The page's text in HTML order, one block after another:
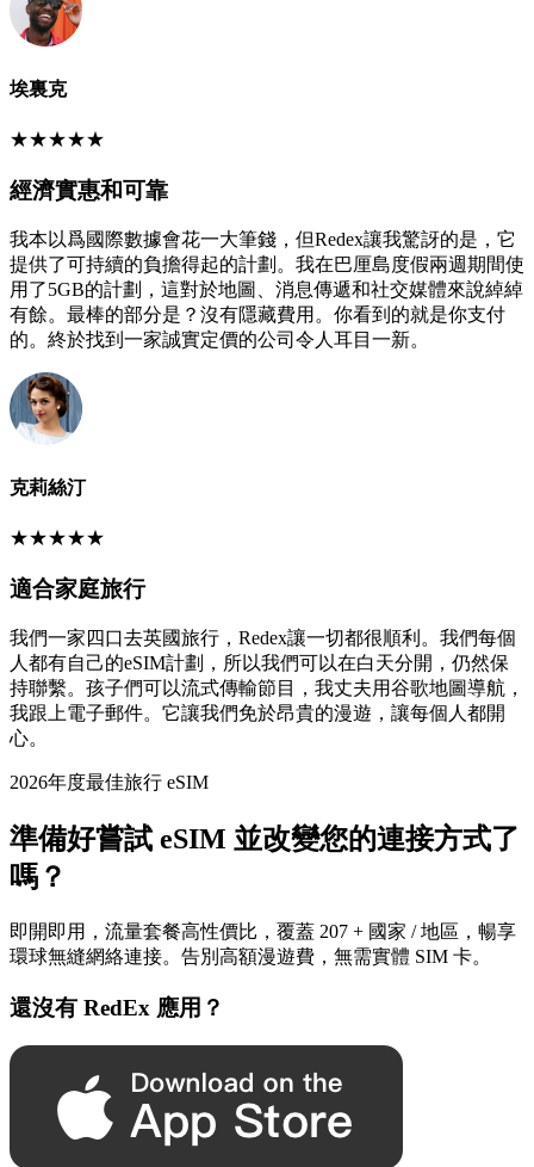
埃裏克
★★★★★
經濟實惠和可靠
我本以爲國際數據會花一大筆錢，但Redex讓我驚訝的是，它
提供了可持續的負擔得起的計劃。我在巴厘島度假兩週期間使
用了5GB的計劃，這對於地圖、消息傳遞和社交媒體來說綽綽
有餘。最棒的部分是？沒有隱藏費用。你看到的就是你支付
的。終於找到一家誠實定價的公司令人耳目一新。
克莉絲汀
★★★★★
適合家庭旅行
我們一家四口去英國旅行，Redex讓一切都很順利。我們每個
人都有自己的eSIM計劃，所以我們可以在白天分開，仍然保
持聯繫。孩子們可以流式傳輸節目，我丈夫用谷歌地圖導航，
我跟上電子郵件。它讓我們免於昂貴的漫遊，讓每個人都開
心。
2026年度最佳旅行 eSIM
準備好嘗試 eSIM 並改變您的連接方式了
嗎？
即開即用，流量套餐高性價比，覆蓋 207 + 國家 / 地區，暢享
環球無縫網絡連接。告別高額漫遊費，無需實體 SIM 卡。
還沒有 RedEx 應用？